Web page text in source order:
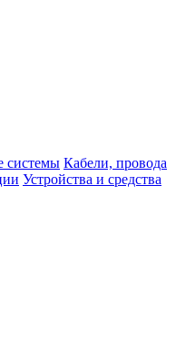
системы Кабели, провода
Устройства и средства